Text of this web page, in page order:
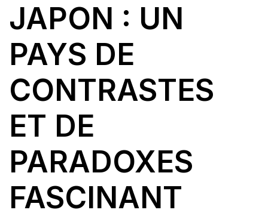
JAPON : UN
PAYS DE
CONTRASTES
ET DE
PARADOXES
FASCINANT